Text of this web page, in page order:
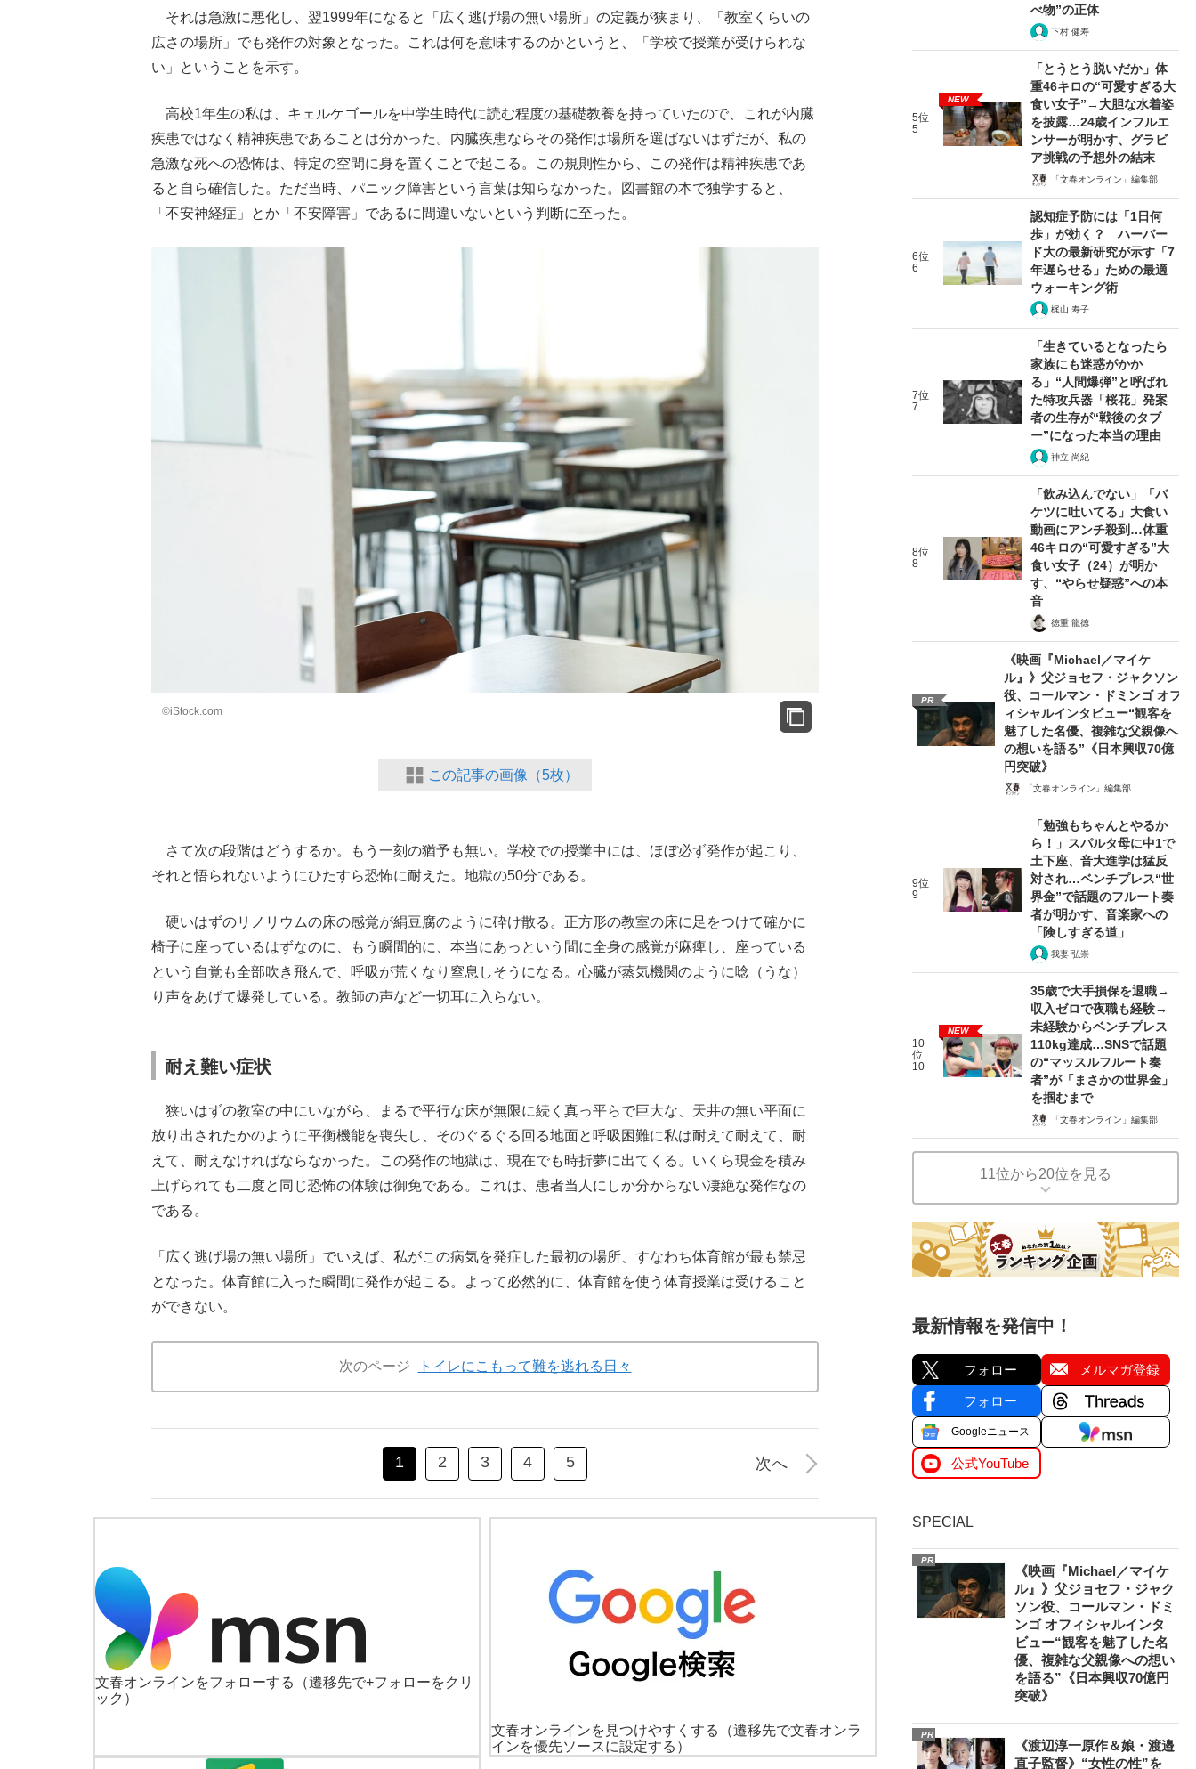
それは急激に悪化し、翌1999年になると「広く逃げ場の無い場所」の定義が狭まり、「教室くらいの
広さの場所」でも発作の対象となった。これは何を意味するのかというと、「学校で授業が受けられな
い」ということを示す。
高校1年生の私は、キェルケゴールを中学生時代に読む程度の基礎教養を持っていたので、これが内臓
疾患ではなく精神疾患であることは分かった。内臓疾患ならその発作は場所を選ばないはずだが、私の
急激な死への恐怖は、特定の空間に身を置くことで起こる。この規則性から、この発作は精神疾患であ
ると自ら確信した。ただ当時、パニック障害という言葉は知らなかった。図書館の本で独学すると、
「不安神経症」とか「不安障害」であるに間違いないという判断に至った。
©iStock.com
この記事の画像（5枚）
さて次の段階はどうするか。もう一刻の猶予も無い。学校での授業中には、ほぼ必ず発作が起こり、
それと悟られないようにひたすら恐怖に耐えた。地獄の50分である。
硬いはずのリノリウムの床の感覚が絹豆腐のように砕け散る。正方形の教室の床に足をつけて確かに
椅子に座っているはずなのに、もう瞬間的に、本当にあっという間に全身の感覚が麻痺し、座っている
という自覚も全部吹き飛んで、呼吸が荒くなり窒息しそうになる。心臓が蒸気機関のように唸（うな）
り声をあげて爆発している。教師の声など一切耳に入らない。
耐え難い症状
狭いはずの教室の中にいながら、まるで平行な床が無限に続く真っ平らで巨大な、天井の無い平面に
放り出されたかのように平衡機能を喪失し、そのぐるぐる回る地面と呼吸困難に私は耐えて耐えて、耐
えて、耐えなければならなかった。この発作の地獄は、現在でも時折夢に出てくる。いくら現金を積み
上げられても二度と同じ恐怖の体験は御免である。これは、患者当人にしか分からない凄絶な発作なの
である。
「広く逃げ場の無い場所」でいえば、私がこの病気を発症した最初の場所、すなわち体育館が最も禁忌
となった。体育館に入った瞬間に発作が起こる。よって必然的に、体育館を使う体育授業は受けること
ができない。
次のページ トイレにこもって難を逃れる日々
1 2 3 4 5 次へ
文春オンラインをフォローする
（遷移先で+フォローをクリ
ック）
文春オンラインを見つけやすくする
（遷移先で文春オンラ
インを優先ソースに設定する）
べ物”の正体
下村 健寿
5位
5
NEW
「とうとう脱いだか」体
重46キロの“可愛すぎる大
食い女子”→大胆な水着姿
を披露…24歳インフルエ
ンサーが明かす、グラビ
ア挑戦の予想外の結末
「文春オンライン」編集部
6位
6
認知症予防には「1日何
歩」が効く？ ハーバー
ド大の最新研究が示す「7
年遅らせる」ための最適
ウォーキング術
梶山 寿子
7位
7
「生きているとなったら
家族にも迷惑がかか
る」“人間爆弾”と呼ばれ
た特攻兵器「桜花」発案
者の生存が“戦後のタブ
ー”になった本当の理由
神立 尚紀
8位
8
「飲み込んでない」「バ
ケツに吐いてる」大食い
動画にアンチ殺到…体重
46キロの“可愛すぎる”大
食い女子（24）が明か
す、“やらせ疑惑”への本
音
徳重 龍徳
PR
《映画『Michael／マイケ
ル』》父ジョセフ・ジャクソン
役、コールマン・ドミンゴ オフ
ィシャルインタビュー“観客を
魅了した名優、複雑な父親像へ
の想いを語る”《日本興収70億
円突破》
「文春オンライン」編集部
9位
9
「勉強もちゃんとやるか
ら！」スパルタ母に中1で
土下座、音大進学は猛反
対され…ベンチプレス“世
界金”で話題のフルート奏
者が明かす、音楽家への
「険しすぎる道」
我妻 弘崇
10
位
10
NEW
35歳で大手損保を退職→
収入ゼロで夜職も経験→
未経験からベンチプレス
110kg達成…SNSで話題
の“マッスルフルート奏
者”が「まさかの世界金」
を掴むまで
「文春オンライン」編集部
11位から20位を見る
最新情報を発信中！
フォロー メルマガ登録
フォロー
Googleニュース
公式YouTube
SPECIAL
PR
《映画『Michael／マイケ
ル』》父ジョセフ・ジャク
ソン役、コールマン・ドミ
ンゴ オフィシャルインタ
ビュー“観客を魅了した名
優、複雑な父親像への想い
を語る”《日本興収70億円
突破》
PR
《渡辺淳一原作＆娘・渡邉
直子監督》“女性の性”を